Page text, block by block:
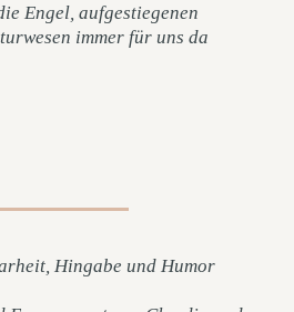
Engel, aufgestiegenen
immer für uns da
Hingabe und Humor